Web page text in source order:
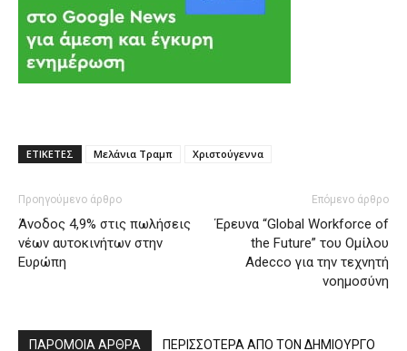
ΕΤΙΚΕΤΕΣ Μελάνια Τραμπ Χριστούγεννα
Προηγούμενο άρθρο
Άνοδος 4,9% στις πωλήσεις
νέων αυτοκινήτων στην
Ευρώπη
Επόμενο άρθρο
Έρευνα “Global Workforce of
the Future” του Ομίλου
Adecco για την τεχνητή
νοημοσύνη
ΠΑΡΟΜΟΙΑ ΑΡΘΡΑ ΠΕΡΙΣΣΟΤΕΡΑ ΑΠΟ ΤΟΝ ΔΗΜΙΟΥΡΓΟ